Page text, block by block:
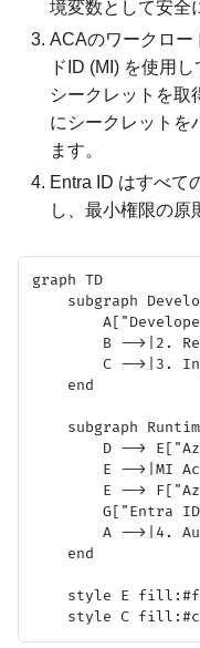
境変数として安全
ACAのワークロー
ドID (MI) を使用
シークレットを取
にシークレットを
ます。
Entra ID はすべて
し、最小権限の原
graph TD
subgraph
B -->|2.
C -->|3.
    end
subgraph
D -->
E -->|MI
E -->
G["Entra
A -->|4.
    end
style E